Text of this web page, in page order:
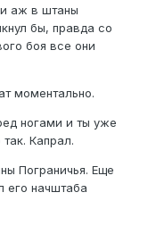
аж в штаны
бы, правда со
боя все они
моментально.
ногами и ты уже
Капрал.
Пограничья. Еще
его начштаба